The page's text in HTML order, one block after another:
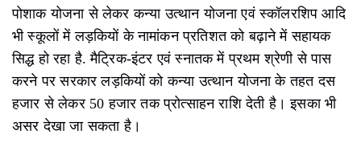
पोशाक योजना से लेकर कन्या उत्थान योजना एवं स्कॉलरशिप आदि
भी स्कूलों में लड़कियों के नामांकन प्रतिशत को बढ़ाने में सहायक
सिद्ध हो रहा है. मैट्रिक-इंटर एवं स्नातक में प्रथम श्रेणी से पास
करने पर सरकार लड़कियों को कन्या उत्थान योजना के तहत दस
हजार से लेकर 50 हजार तक प्रोत्साहन राशि देती है। इसका भी
असर देखा जा सकता है।